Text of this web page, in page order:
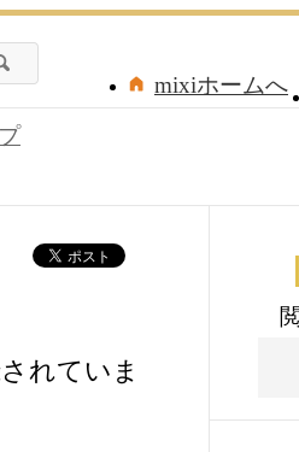
mixiホームへ
れていま